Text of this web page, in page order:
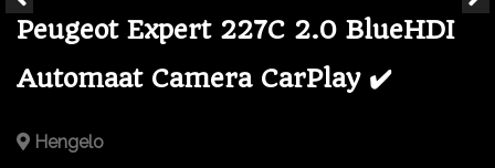
Peugeot Expert 227C 2.0 BlueHDI
Automaat Camera CarPlay ✔️
Hengelo